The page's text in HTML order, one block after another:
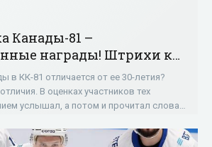
Канады-81 –
награды! Штрихи к
победе - «Хоккей»
в КК-81 отличается от ее 30-летия?
В оценках участников тех
услышал, а потом и прочитал слова